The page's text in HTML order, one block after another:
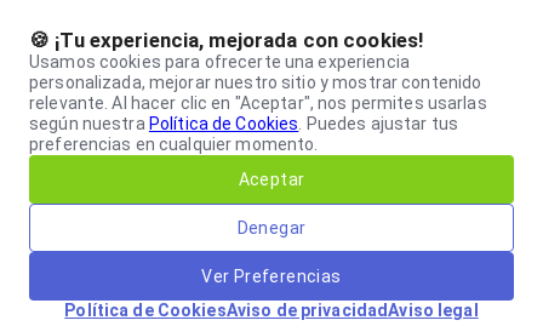
104
Fila: 27
1 Boletos, Todos juntos
34.06 USD
139
Fila:6
2 Boletos, Individual
38.76 USD
Por lugar
Fila:27
Por lugar
🍪 ¡Tu experiencia, mejorada con cookies!
Usamos cookies para ofrecerte una experiencia
personalizada, mejorar nuestro sitio y mostrar contenido
relevante. Al hacer clic en "Aceptar", nos permites usarlas
según nuestra Política de Cookies
Puedes ajustar tus
preferencias en cualquier momento.
Denegar
Ver Preferencias
Aceptar
Política de CookiesAviso de privacidadAviso legal